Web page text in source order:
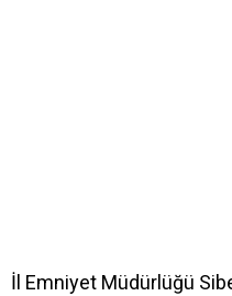
İl Emniyet Müdürlüğü